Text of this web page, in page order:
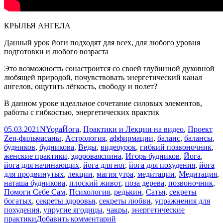
КРЫЛЬЯ АНГЕЛА
Данный урок йоги подходят для всех, для любого уровня
подготовки и любого возраста
Это возможность сонастроится со своей глубинной духовной
любящей природой, почувствовать энергетический канал
ангелов, ощутить лёгкость, свободу и полет?️
В данном уроке идеальное сочетание силовых элементов,
работы с гибкостью, энергетических практик
Опубликовано
05.03.2021Автор
NYogaРубрики
Йога, Практики и Лекции на видео, Проект
Zen-фильмМетки
асаны, Астрология, аффирмации, баланс, балансы,
будников, будникова, Веды, видеоурок, гибкий позвоночник,
женские практики, здороваяспина, Игорь будников, Йога,
йога для начинающих, йога для ног, йога для похудения, йога
для продвинутых, лекции, магия утра, медитации, Медитация,
наташа будникова, плоский живот, поза дерева, позвоночник,
Помоги Себе Сам, Психология, редькин, Сатья, секреты
богатых, секреты здоровья, секреты любви, упражнения для
похудения, упругие ягодицы, чакры, энергетические
практикиДобавить комментарий